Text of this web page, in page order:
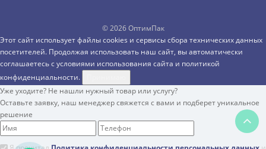
©2026 ОптимПак
Этот сайт использует файлы cookies и сервисы сбора технических данных
посетителей. Продолжая использовать наш сайт, вы автоматически
соглашаетесь с условиями использования сайта и политикой
конфиденциальности.
Уже уходите? Не нашли нужный товар или услугу?
Оставьте заявку, наш менеджер свяжется с вами и подберет уникальное
решение